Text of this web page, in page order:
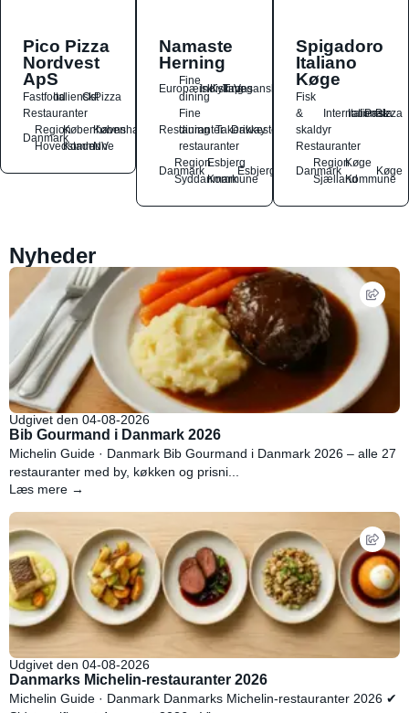
Pico Pizza
Nordvest
ApS
FastfoodItaliensk
OstPizza
Restauranter
Danmark
Region
Hovedstaden
Københavns
Kommune
København
NV
Namaste
Herning
Europæisk
Fine
dining
Indisk
Kylling
Tapas
Vegansk
Restauranter
Fine
dining
restauranter
Takeaway
Drikkesteder
Danmark
Region
Syddanmark
Esbjerg
Kommune
Esbjerg
Spigadoro
Italiano
Køge
Fisk
&
skaldyr
International
Italiensk
Pasta
Pizza
Restauranter
Danmark
Region
Sjælland
Køge
Kommune
Køge
Nyheder
Udgivet den 04-08-2026
Bib Gourmand i Danmark 2026
Michelin Guide · Danmark Bib Gourmand i Danmark 2026 – alle 27
restauranter med by, køkken og prisni...
Læs mere →
Udgivet den 04-08-2026
Danmarks Michelin-restauranter 2026
Michelin Guide · Danmark Danmarks Michelin-restauranter 2026 ✔